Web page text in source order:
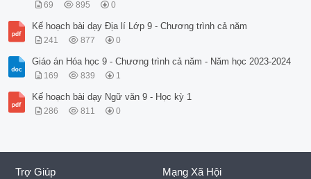
69 895 0
Kế hoạch bài dạy Địa lí Lớp 9 - Chương trình cả năm
241 877 0
Giáo án Hóa học 9 - Chương trình cả năm - Năm học 2023-2024
169 839 1
Kế hoạch bài dạy Ngữ văn 9 - Học kỳ 1
286 811 0
Trợ Giúp Mạng Xã Hội